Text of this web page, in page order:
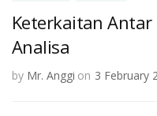
Keterkaitan
Analisa
by Mr. Anggi on 3 February